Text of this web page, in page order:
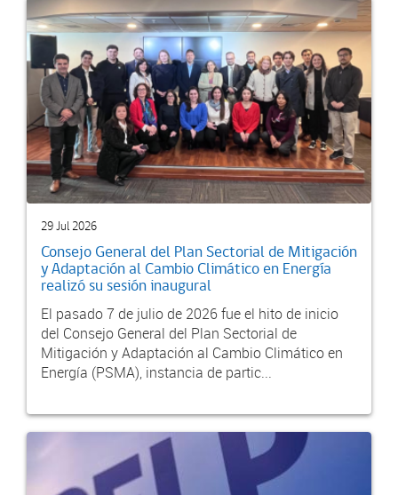
29 Jul 2026
Consejo General del Plan Sectorial de Mitigación
y Adaptación al Cambio Climático en Energía
realizó su sesión inaugural
El pasado 7 de julio de 2026 fue el hito de inicio
del Consejo General del Plan Sectorial de
Mitigación y Adaptación al Cambio Climático en
Energía (PSMA), instancia de partic...